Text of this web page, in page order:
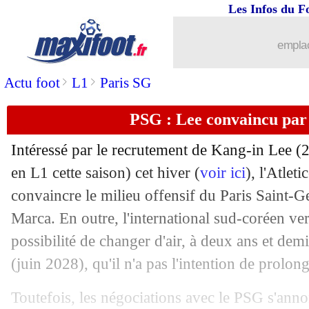
Actu foot> L1 > Paris SG
Les Infos du
PSG : Lee convaincu
Intéressé par le recrutement de Kang-in Lee
en L1 cette saison) cet hiver (voir ici),
convaincre le milieu offensif du Paris Saint-
Marca. En outre, l'international sud-coréen
possibilité de changer d'air, à deux ans et
(juin 2028), qu'il n'a pas l'intention de
Toutefois, les négociations avec le PSG
Metz: Tavenot remplace Le Mignan
20/01 Man Utd: l'Ajax se positionne sur
20/01 OM: Garcia aussi envoyé à Vérone ?
20/01 Metz: c'est fini pour Le Mignan
20/01 OM : Maupay vers le Paris FC ?
20/01 Angers: Abdelli envoyé avec la
Betis : Rennes a tenté Lo Celso